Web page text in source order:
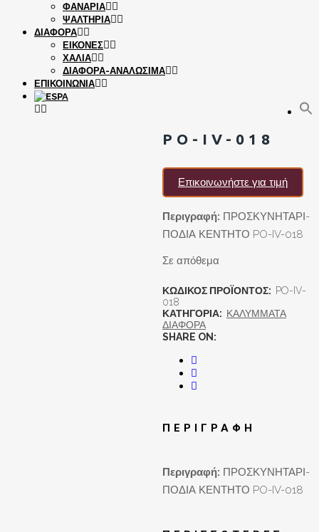
ΦΑΝΑΡΙΑ
ΨΑΛΤΗΡΙΑ
ΔΙΑΦΟΡΑ
ΕΙΚΟΝΕΣ
ΧΑΛΙΑ
ΔΙΑΦΟΡΑ-ΑΝΑΛΩΣΙΜΑ
ΕΠΙΚΟΙΝΩΝΙΑ
PO-IV-018
Επικοινωνήστε για τιμή
Περιγραφή: ΠΡΟΣΚΥΝΗΤΑΡΙ-
ΠΟΔΙΑ ΚΕΝΤΗΤΟ PO-IV-018
Σε απόθεμα
ΚΩΔΙΚΌΣ ΠΡΟΪΌΝΤΟΣ: PO-IV-
018
ΚΑΤΗΓΟΡΊΑ: ΚΑΛΥΜΜΑΤΑ
ΔΙΑΦΟΡΑ
SHARE ON:
ΠΕΡΙΓΡΑΦΉ
Περιγραφή: ΠΡΟΣΚΥΝΗΤΑΡΙ-
ΠΟΔΙΑ ΚΕΝΤΗΤΟ PO-IV-018